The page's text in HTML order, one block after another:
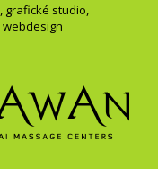
, grafické studio,
webdesign